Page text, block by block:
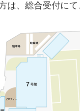
は、総合受付に